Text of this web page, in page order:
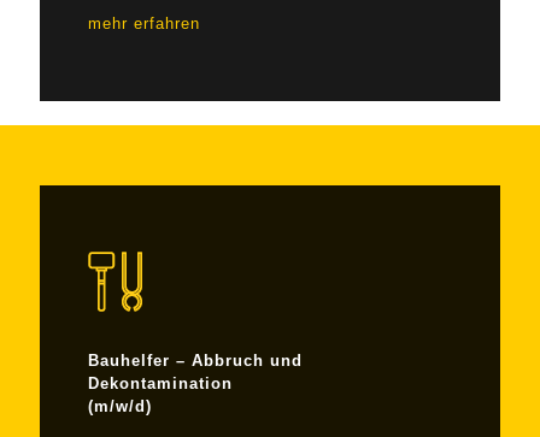
mehr erfahren
Bauhelfer – Abbruch und
Dekontamination
(m/w/d)